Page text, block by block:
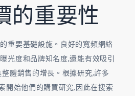
的重要性
重要基礎設施。良好的寬頻網絡
光度和品牌知名度,還能有效吸引
體銷售的增長。根據研究,許多
開始他們的購買研究,因此在搜索